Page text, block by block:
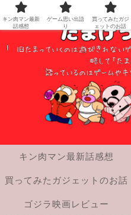
キン肉マン最新話感想
買ってみたガジェットのお話
ゴジラ映画レビュー
キン肉マン最新
話感想
ゲーム思い出語
り
買ってみたガジ
ェットのお話